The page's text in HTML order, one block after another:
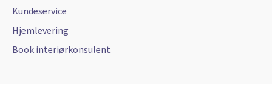
Kundeservice
Hjemlevering
Book interiørkonsulent